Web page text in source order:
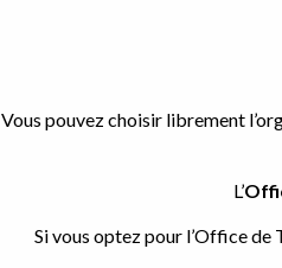
Vous pouvez choisir librement
L’
Si vous optez pour l’Office de